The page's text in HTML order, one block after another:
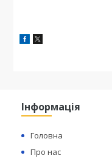
Інформація
Головна
Про нас